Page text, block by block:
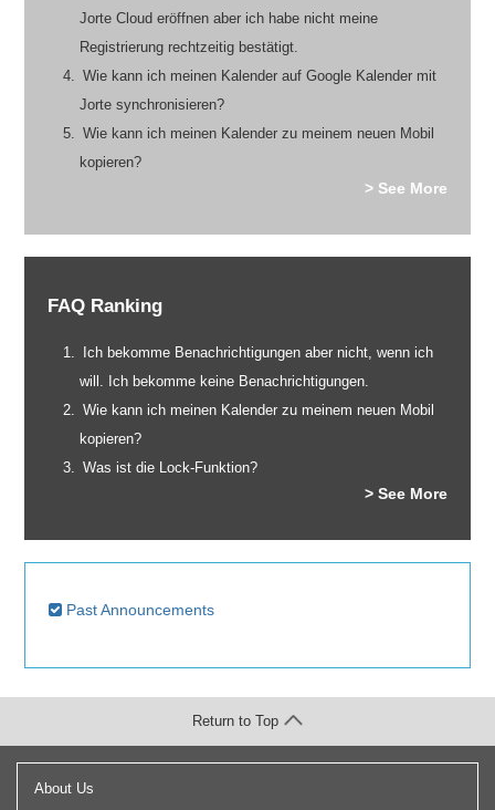
Jorte Cloud eröffnen aber ich habe nicht meine
Registrierung rechtzeitig bestätigt.
Wie kann ich meinen Kalender auf Google Kalender mit
Jorte synchronisieren?
Wie kann ich meinen Kalender zu meinem neuen Mobil
kopieren?
> See More
FAQ Ranking
Ich bekomme Benachrichtigungen aber nicht, wenn ich
will. Ich bekomme keine Benachrichtigungen.
Wie kann ich meinen Kalender zu meinem neuen Mobil
kopieren?
Was ist die Lock-Funktion?
> See More
Past Announcements
About Us
Return to Top